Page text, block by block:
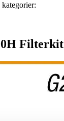
Filterkit